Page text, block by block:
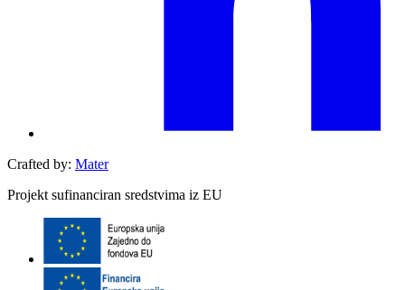
Crafted by: Mater
Projekt sufinanciran sredstvima iz EU